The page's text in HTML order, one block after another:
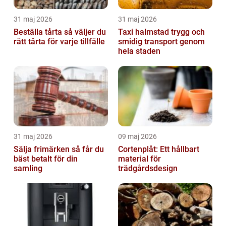
31 maj 2026
Beställa tårta så väljer du
rätt tårta för varje tillfälle
31 maj 2026
Taxi halmstad trygg och
smidig transport genom
hela staden
31 maj 2026
Sälja frimärken så får du
bäst betalt för din
samling
09 maj 2026
Cortenplåt: Ett hållbart
material för
trädgårdsdesign